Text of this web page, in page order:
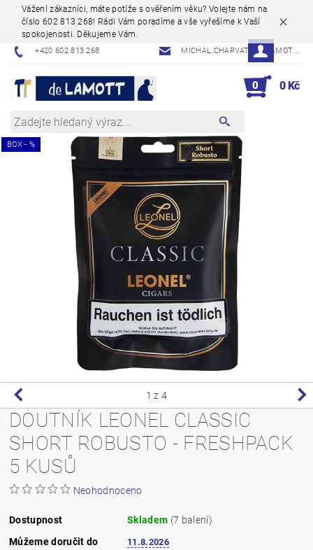
Vážení zákazníci, máte potíže s ověřením věku? Volejte nám na
číslo 602 813 268! Rádi Vám poradíme a vše vyřešíme k Vaší
spokojenosti. Děkujeme Vám.
+420 602 813 268 MICHAL.CHARVAT@DELAMOT.CZ
0 0 Kč
BOX - %
1 z 4
DOUTNÍK LEONEL CLASSIC
SHORT ROBUSTO - FRESHPACK
5 KUSŮ
Neohodnoceno
Dostupnost Skladem (7 balení)
Můžeme doručit do
11.8.2026